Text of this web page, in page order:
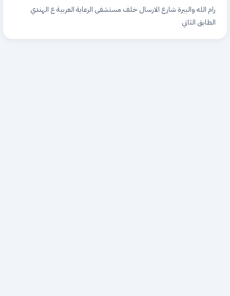
رام الله والبيرة شارع الارسال خلف مستشفى الرعاية العربية ع الهندي
الطابق الثاني